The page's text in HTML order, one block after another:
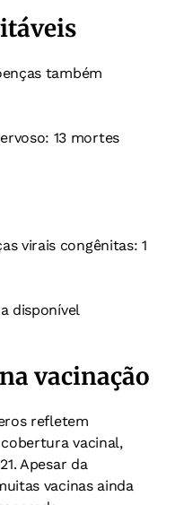
também
13 mortes
virais congênitas: 1
disponível
vacinação
refletem
vacinal,
Apesar da
vacinas ainda